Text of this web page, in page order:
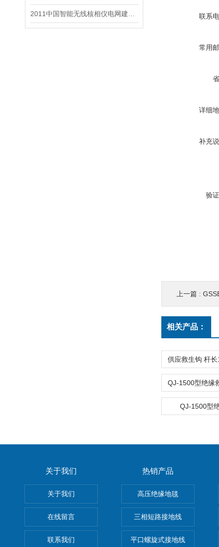
联系
常用
详细
补充
验
上一篇 : GSSB
相关产品：
QJ-1500型
关于我们
关于我们
在线留言
联系我们
热销产品
高压绝缘地毯
三相短路接地线
平口螺旋式接地线